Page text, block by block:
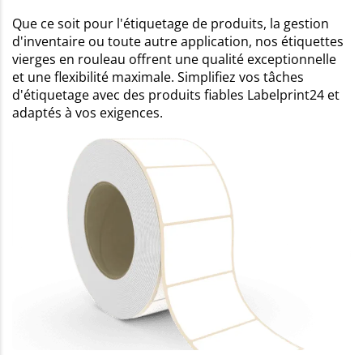
Que ce soit pour l'étiquetage de produits, la gestion
d'inventaire ou toute autre application, nos étiquettes
vierges en rouleau offrent une qualité exceptionnelle
et une flexibilité maximale. Simplifiez vos tâches
d'étiquetage avec des produits fiables Labelprint24 et
adaptés à vos exigences.